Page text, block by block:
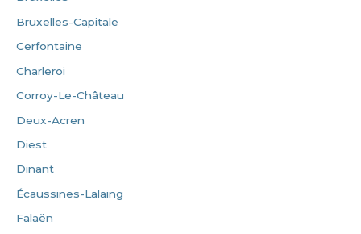
Bruxelles-Capitale
Cerfontaine
Charleroi
Corroy-Le-Château
Deux-Acren
Diest
Dinant
Écaussines-Lalaing
Falaën